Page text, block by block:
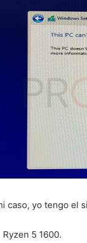
caso, yo tengo el
Ryzen 5 1600.